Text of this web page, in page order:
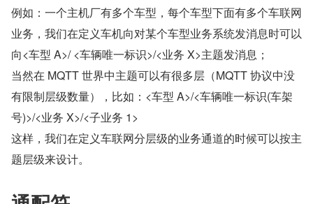
例如：一个主机厂有多个车型，每个车型下面有多个车联网
业务，我们在定义车机向对某个车型业务系统发消息时可以
向<车型 A>/ <车辆唯一标识>/<业务 X>主题发消息；
当然在 MQTT 世界中主题可以有很多层（MQTT 协议中没
有限制层级数量），比如：<车型 A>/<车辆唯一标识(车架
号)>/<业务 X>/<子业务 1>
这样，我们在定义车联网分层级的业务通道的时候可以按主
题层级来设计。